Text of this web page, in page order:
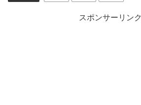
スポンサーリンク